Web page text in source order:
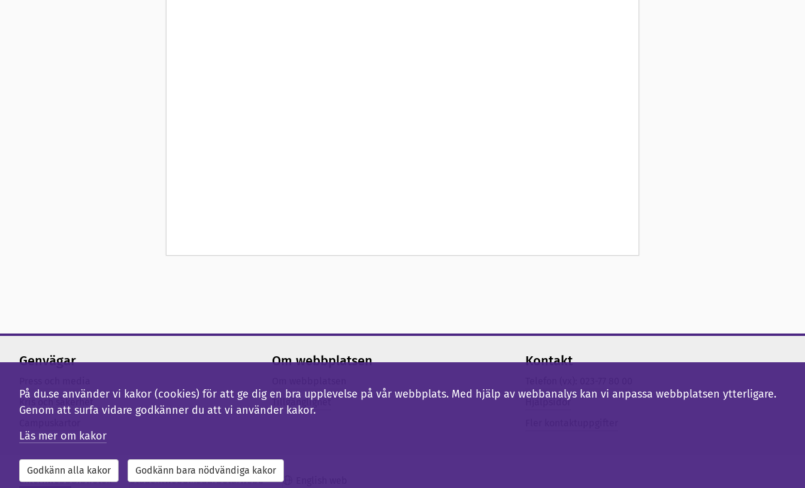
Genvägar Om webbplatsen
Tillgänglighet
Kontakt
Hjälpsidor
ExternwebbBibliotek StudentwebbMedarbetarwebb
På du.se använder vi kakor (cookies) för att ge dig en bra upplevelse på vår webbplats. Med hjälp av webbanalys kan vi anpassa webbplatsen ytterligare.
Genom att surfa vidare godkänner du att vi använder kakor.
Läs mer om kakor
Godkänn alla kakor Godkänn bara nödvändiga kakor